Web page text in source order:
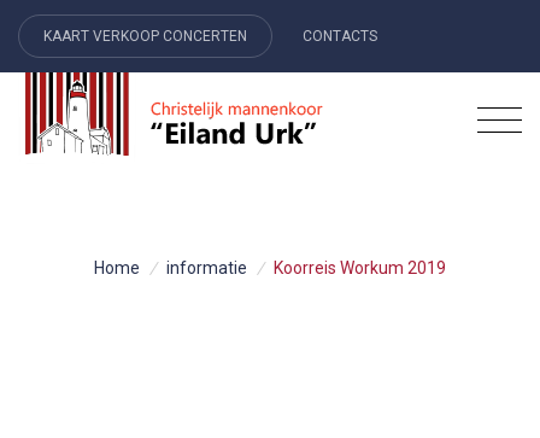
KAART VERKOOP CONCERTEN CONTACTS
Home / informatie / Koorreis Workum 2019